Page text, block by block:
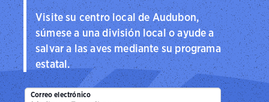
Visite su centro local de Audubon,
súmese a una división local o ayude a
salvar a las aves mediante su programa
estatal.
Correo electrónico